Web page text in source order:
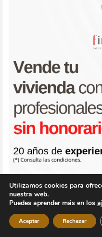
Utilizamos cookies para
nuestra web.
Puedes aprender más en los
Aceptar Rechazar